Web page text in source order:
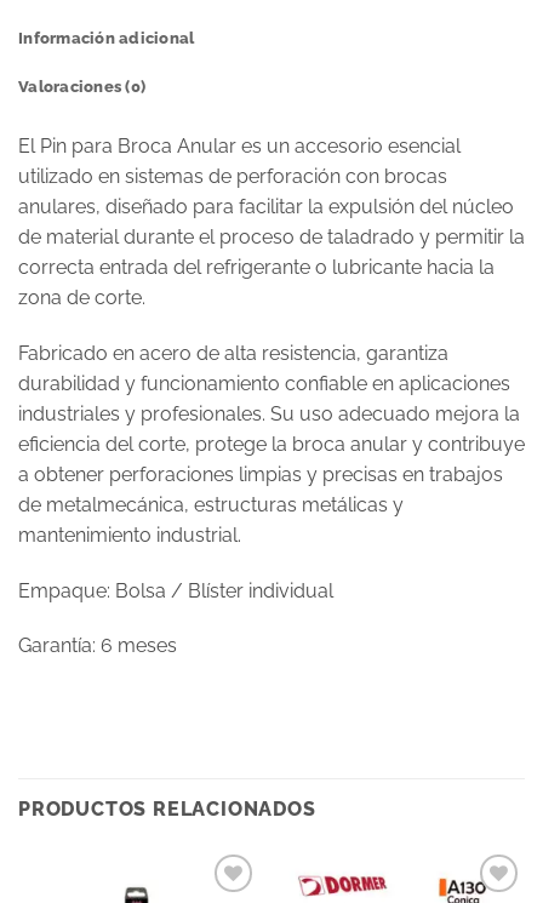
Información adicional
Valoraciones (0)
El Pin para Broca Anular es un accesorio esencial
utilizado en sistemas de perforación con brocas
anulares, diseñado para facilitar la expulsión del núcleo
de material durante el proceso de taladrado y permitir la
correcta entrada del refrigerante o lubricante hacia la
zona de corte.
Fabricado en acero de alta resistencia, garantiza
durabilidad y funcionamiento confiable en aplicaciones
industriales y profesionales. Su uso adecuado mejora la
eficiencia del corte, protege la broca anular y contribuye
a obtener perforaciones limpias y precisas en trabajos
de metalmecánica, estructuras metálicas y
mantenimiento industrial.
Empaque: Bolsa / Blíster individual
Garantía: 6 meses
PRODUCTOS RELACIONADOS